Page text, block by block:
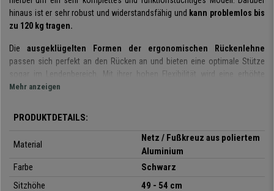
hinaus ist er sehr robust und widerstandsfähig und kann problemlos bis
zu 120 kg tragen.
Die ausgeklügelten Formen der ergonomischen Rückenlehne
passen sich perfekt an den Rücken an und bieten eine optimale Stütze
sogar im Lendenbereich. Mit ihrer hohen Flexibilität wird eine erhöhte
Bewegungsfreiheit gewährleistet, was zu einem noch besseren
Netzbezug eine gute Luftzirkulation.
Dieses Modell kommt mit einer praktischen Synchronmechanik, wobei
sich Sitz und Rückenlehne synchron bewegen und die Neigung der
Rückenlehne in 4
verschiedenen Positionen arretiert werden kann
sehrkomfortable Wippfunktion aktivieren oder blockieren und der
Mehr anzeigen
PRODUKTDETAILS:
Material
Netz / Fußkreuz aus poliertem
Aluminium
Farbe
Schwarz
Sitzhöhe
49 - 54 cm